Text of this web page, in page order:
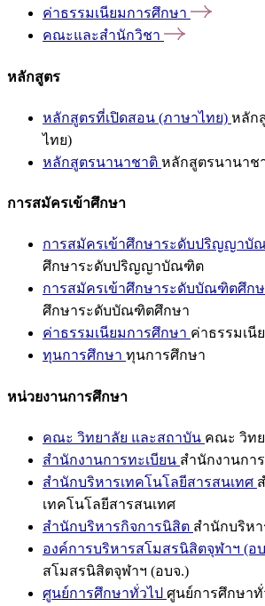
ค่าธรรมเนียมการศึกษา
คณะและสำนักวิชา
หลักสูตร
หลักสูตรที่เปิดสอน (ภาษาไทย) หลัก
ไทย)
หลักสูตรนานาชาติ หลักสูตรนานาช
การสมัครเข้าศึกษา
การสมัครเข้าศึกษาระดับปริญญาบั
ศึกษาระดับปริญญาบัณฑิต
การสมัครเข้าศึกษาระดับบัณฑิตศึก
ศึกษาระดับบัณฑิตศึกษา
ค่าธรรมเนียมการศึกษา ค่าธรรมเนี
ทุนการศึกษา ทุนการศึกษา
หน่วยงานการศึกษา
คณะ วิทยาลัย และสถาบัน คณะ วิท
สำนักงานการทะเบียน สำนักงานกา
สำนักบริหารเทคโนโลยีสารสนเทศ
เทคโนโลยีสารสนเทศ
สำนักบริหารกิจการนิสิต สำนักบริห
องค์การบริหารสโมสรนิสิตจุฬาฯ (อ
สโมสรนิสิตจุฬาฯ (อบจ.)
ศูนย์การศึกษาทั่วไป ศูนย์การศึกษาทั่